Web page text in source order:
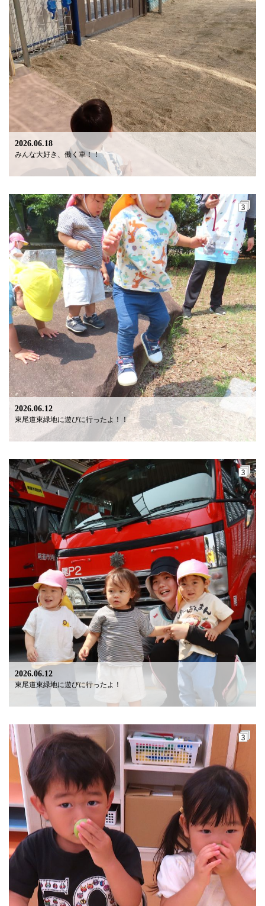
2026.06.18
みんな大好き、働く車！！
2026.06.12
東尾道東緑地に遊びに行ったよ！！
2026.06.12
東尾道東緑地に遊びに行ったよ！